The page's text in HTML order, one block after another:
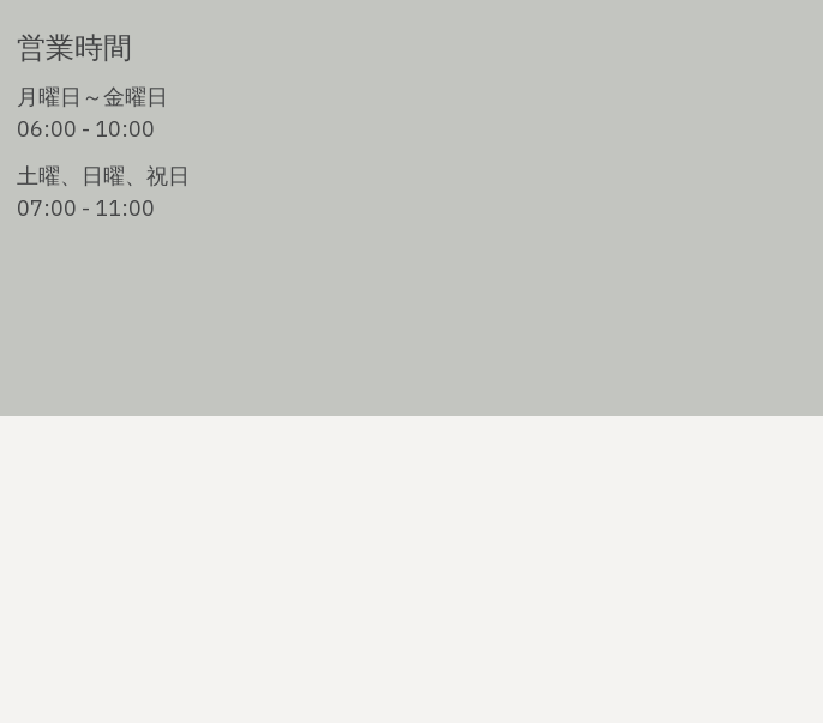
営業時間
月曜日～金曜日
06:00 - 10:00
土曜、日曜、祝日
07:00 - 11:00